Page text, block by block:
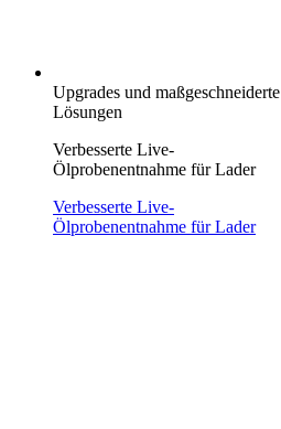
Upgrades und maßgeschneiderte
Lösungen
Verbesserte Live-
Ölprobenentnahme für Lader
Verbesserte Live-
Ölprobenentnahme für Lader